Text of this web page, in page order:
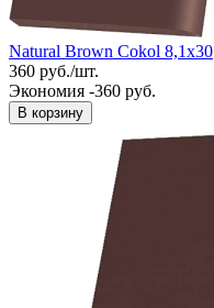
Natural Brown Cokol 8,1x30
360 руб./шт.
Экономия -360 руб.
В корзину